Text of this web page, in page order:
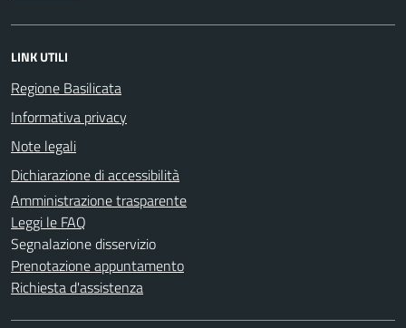
LINK UTILI
Regione Basilicata
Informativa privacy
Note legali
Dichiarazione di accessibilità
Amministrazione trasparente
Leggi le FAQ
Segnalazione disservizio
Prenotazione appuntamento
Richiesta d'assistenza